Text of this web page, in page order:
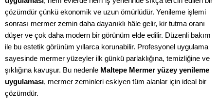
çözümdür çünkü ekonomik ve uzun ömürlüdür. Yenileme işlemi
sonrası mermer zemin daha dayanıklı hâle gelir, kir tutma oranı
düşer ve çok daha modern bir görünüm elde edilir. Düzenli bakım
ile bu estetik görünüm yıllarca korunabilir. Profesyonel uygulama
sayesinde mermer yüzeyler ilk günkü parlaklığına, temizliğine ve
şıklığına kavuşur. Bu nedenle Maltepe Mermer yüzey yenileme
uygulaması, mermer zeminleri eskiyen tüm alanlar için ideal bir
çözümdür.